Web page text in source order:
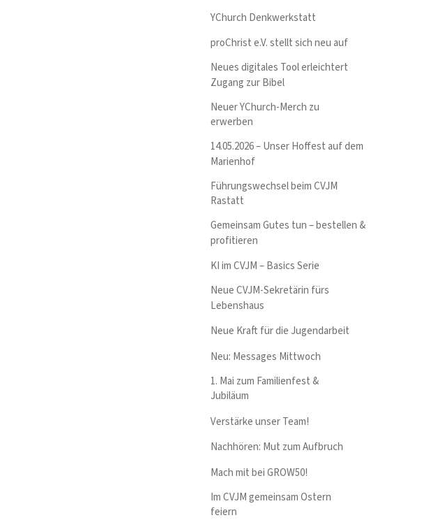
YChurch Denkwerkstatt
proChrist e.V. stellt sich neu auf
Neues digitales Tool erleichtert
Zugang zur Bibel
Neuer YChurch-Merch zu
erwerben
14.05.2026 – Unser Hoffest auf dem
Marienhof
Führungswechsel beim CVJM
Rastatt
Gemeinsam Gutes tun – bestellen &
profitieren
KI im CVJM – Basics Serie
Neue CVJM-Sekretärin fürs
Lebenshaus
Neue Kraft für die Jugendarbeit
Neu: Messages Mittwoch
1. Mai zum Familienfest &
Jubiläum
Verstärke unser Team!
Nachhören: Mut zum Aufbruch
Mach mit bei GROW50!
Im CVJM gemeinsam Ostern
feiern